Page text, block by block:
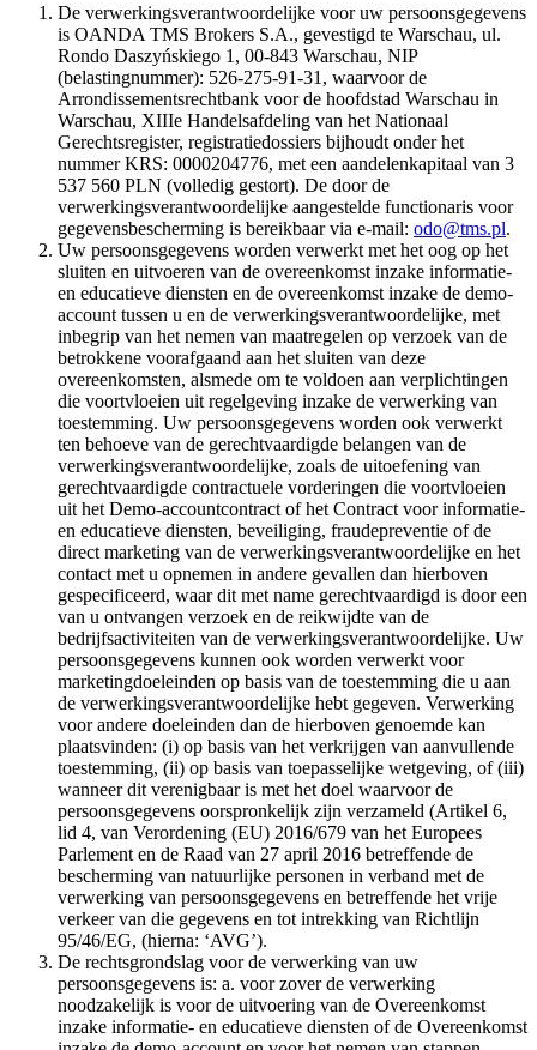
De verwerkingsverantwoordelijke voor uw persoonsgegevens
is OANDA TMS Brokers S.A., gevestigd te Warschau, ul.
Rondo Daszyńskiego 1, 00-843 Warschau, NIP
(belastingnummer): 526-275-91-31, waarvoor de
Arrondissementsrechtbank voor de hoofdstad Warschau in
Warschau, XIIIe Handelsafdeling van het Nationaal
Gerechtsregister, registratiedossiers bijhoudt onder het
nummer KRS: 0000204776, met een aandelenkapitaal van 3
537 560 PLN (volledig gestort). De door de
verwerkingsverantwoordelijke aangestelde functionaris voor
gegevensbescherming is bereikbaar via e-mail: odo@tms.pl.
Uw persoonsgegevens worden verwerkt met het oog op het
sluiten en uitvoeren van de overeenkomst inzake informatie-
en educatieve diensten en de overeenkomst inzake de demo-
account tussen u en de verwerkingsverantwoordelijke, met
inbegrip van het nemen van maatregelen op verzoek van de
betrokkene voorafgaand aan het sluiten van deze
overeenkomsten, alsmede om te voldoen aan verplichtingen
die voortvloeien uit regelgeving inzake de verwerking van
toestemming. Uw persoonsgegevens worden ook verwerkt
ten behoeve van de gerechtvaardigde belangen van de
verwerkingsverantwoordelijke, zoals de uitoefening van
gerechtvaardigde contractuele vorderingen die voortvloeien
uit het Demo-accountcontract of het Contract voor informatie-
en educatieve diensten, beveiliging, fraudepreventie of de
direct marketing van de verwerkingsverantwoordelijke en het
contact met u opnemen in andere gevallen dan hierboven
gespecificeerd, waar dit met name gerechtvaardigd is door een
van u ontvangen verzoek en de reikwijdte van de
bedrijfsactiviteiten van de verwerkingsverantwoordelijke. Uw
persoonsgegevens kunnen ook worden verwerkt voor
marketingdoeleinden op basis van de toestemming die u aan
de verwerkingsverantwoordelijke hebt gegeven. Verwerking
voor andere doeleinden dan de hierboven genoemde kan
plaatsvinden: (i) op basis van het verkrijgen van aanvullende
toestemming, (ii) op basis van toepasselijke wetgeving, of (iii)
wanneer dit verenigbaar is met het doel waarvoor de
persoonsgegevens oorspronkelijk zijn verzameld (Artikel 6,
lid 4, van Verordening (EU) 2016/679 van het Europees
Parlement en de Raad van 27 april 2016 betreffende de
bescherming van natuurlijke personen in verband met de
verwerking van persoonsgegevens en betreffende het vrije
verkeer van die gegevens en tot intrekking van Richtlijn
95/46/EG, (hierna: ‘AVG’).
De rechtsgrondslag voor de verwerking van uw
persoonsgegevens is: a. voor zover de verwerking
noodzakelijk is voor de uitvoering van de Overeenkomst
inzake informatie- en educatieve diensten of de Overeenkomst